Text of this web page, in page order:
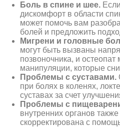
Боль в спине и шее.
дискомфорт в области
может помочь вам
болей и предложить
Мигрени и головные
могут быть вызваны
позвоночника, и остеопат
манипуляции, которые
Проблемы с суставами.
при болях в коленях,
суставах за счет
Проблемы с
внутренних органов
скорректирована с